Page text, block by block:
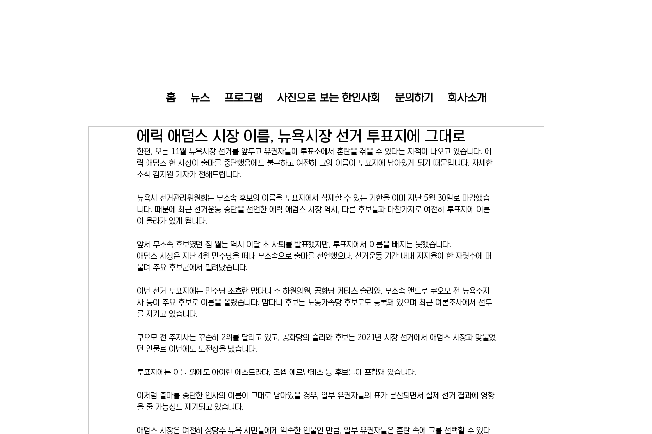
홈 뉴스 프로그램 사진으로 보는 한인사회 문의하기 회사소개
에릭 애덤스 시장 이름, 뉴욕시장 선거 투표지에 그대로
한편, 오는 11월 뉴욕시장 선거를 앞두고 유권자들이 투표소에서 혼란을 겪을 수 있다는 지적이 나오고 있습니다. 에
릭 애덤스 현 시장이 출마를 중단했음에도 불구하고 여전히 그의 이름이 투표지에 남아있게 되기 때문입니다. 자세한
소식 김지원 기자가 전해드립니다.
뉴욕시 선거관리위원회는 무소속 후보의 이름을 투표지에서 삭제할 수 있는 기한을 이미 지난 5월 30일로 마감했습
니다. 때문에 최근 선거운동 중단을 선언한 에릭 애덤스 시장 역시, 다른 후보들과 마찬가지로 여전히 투표지에 이름
이 올라가 있게 됩니다.
앞서 무소속 후보였던 짐 월든 역시 이달 초 사퇴를 발표했지만, 투표지에서 이름을 빼지는 못했습니다.
애덤스 시장은 지난 4월 민주당을 떠나 무소속으로 출마를 선언했으나, 선거운동 기간 내내 지지율이 한 자릿수에 머
물며 주요 후보군에서 밀려났습니다.
이번 선거 투표지에는 민주당 조흐란 맘다니 주 하원의원, 공화당 커티스 슬리와, 무소속 앤드루 쿠오모 전 뉴욕주지
사 등이 주요 후보로 이름을 올렸습니다. 맘다니 후보는 노동가족당 후보로도 등록돼 있으며 최근 여론조사에서 선두
를 지키고 있습니다.
쿠오모 전 주지사는 꾸준히 2위를 달리고 있고, 공화당의 슬리와 후보는 2021년 시장 선거에서 애덤스 시장과 맞붙었
던 인물로 이번에도 도전장을 냈습니다.
투표지에는 이들 외에도 아이린 에스트라다, 조셉 에르난데스 등 후보들이 포함돼 있습니다.
이처럼 출마를 중단한 인사의 이름이 그대로 남아있을 경우, 일부 유권자들의 표가 분산되면서 실제 선거 결과에 영향
을 줄 가능성도 제기되고 있습니다.
애덤스 시장은 여전히 상당수 뉴욕 시민들에게 익숙한 인물인 만큼, 일부 유권자들은 혼란 속에 그를 선택할 수 있다